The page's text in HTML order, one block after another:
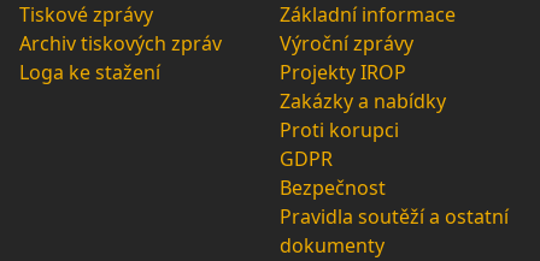
Tiskové zprávy
Archiv tiskových zpráv
Loga ke stažení
Základní informace
Výroční zprávy
Projekty IROP
Zakázky a nabídky
Proti korupci
GDPR
Bezpečnost
Pravidla soutěží a ostatní
dokumenty